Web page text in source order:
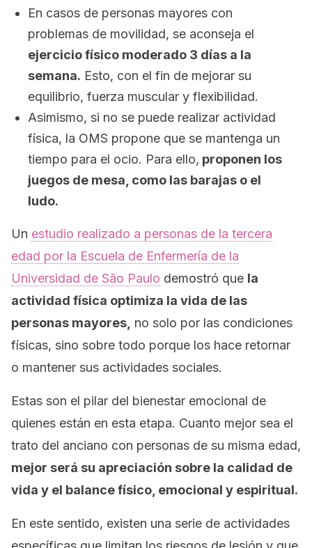
En casos de personas mayores con
problemas de movilidad, se aconseja el
ejercicio físico moderado 3 días a la
semana. Esto, con el fin de mejorar su
equilibrio, fuerza muscular y flexibilidad.
Asimismo, si no se puede realizar actividad
física, la OMS propone que se mantenga un
tiempo para el ocio. Para ello, proponen los
juegos de mesa, como las barajas o el
ludo.
Un estudio realizado a personas de la tercera
edad por la Escuela de Enfermería de la
Universidad de São Paulo demostró que la
actividad física optimiza la vida de las
personas mayores, no solo por las condiciones
físicas, sino sobre todo porque los hace retornar
o mantener sus actividades sociales.
Estas son el pilar del bienestar emocional de
quienes están en esta etapa. Cuanto mejor sea el
trato del anciano con personas de su misma edad,
mejor será su apreciación sobre la calidad de
vida y el balance físico, emocional y espiritual.
En este sentido, existen una serie de actividades